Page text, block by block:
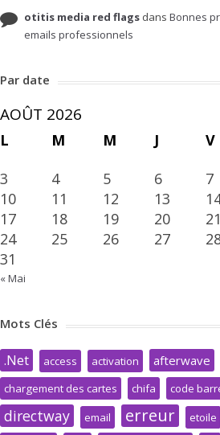
otitis media red flags dans Bonnes
emails professionnels
Par date
AOÛT 2026
L M M J V
3
4 5 6 7
10
11 12 13
17
18 19 20 21
24
25 26 27
31
« Mai
Mots Clés
.Net access activation afterwave
chargement des cartes chifa code
directway email erreur etoile